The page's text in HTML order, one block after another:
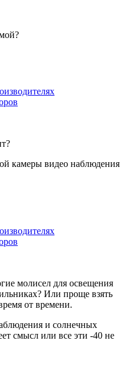
камеры видео наблюдения
молисел для освещения
Или проще взять
от времени.
и солнечных
смысл или все эти -40 не